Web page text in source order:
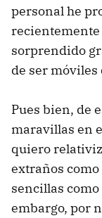
personal he
recientemente
sorprendido
de ser móviles
Pues bien, de
maravillas en
quiero
extraños
sencillas
embargo, por